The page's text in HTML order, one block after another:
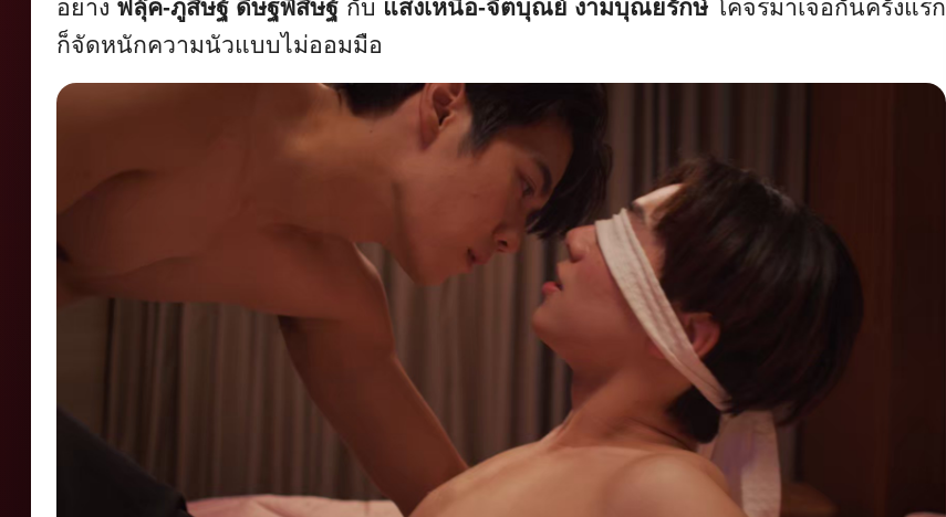
อย่าง ฟลุ๊ค-ภูสิษฐ์ ดิษฐพิสิษฐ์ กับ แสงเหนือ-จิตบุณย์ งามบุณยรักษ์โคจรมาเจอกันครั้งแรก
ก็จัดหนักความนัวแบบไม่ออมมือ